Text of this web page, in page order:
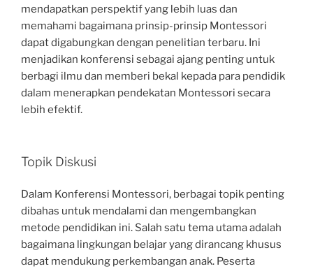
mendapatkan perspektif yang lebih luas dan
memahami bagaimana prinsip-prinsip Montessori
dapat digabungkan dengan penelitian terbaru. Ini
menjadikan konferensi sebagai ajang penting untuk
berbagi ilmu dan memberi bekal kepada para pendidik
dalam menerapkan pendekatan Montessori secara
lebih efektif.
Topik Diskusi
Dalam Konferensi Montessori, berbagai topik penting
dibahas untuk mendalami dan mengembangkan
metode pendidikan ini. Salah satu tema utama adalah
bagaimana lingkungan belajar yang dirancang khusus
dapat mendukung perkembangan anak. Peserta